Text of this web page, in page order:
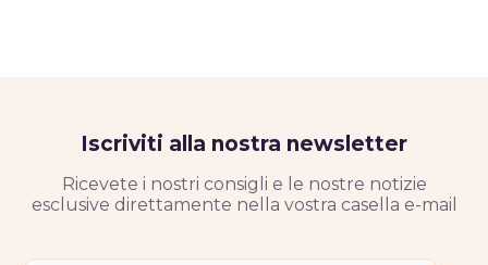
Iscriviti alla nostra newsletter
Ricevete i nostri consigli e le nostre notizie
esclusive direttamente nella vostra casella e-mail